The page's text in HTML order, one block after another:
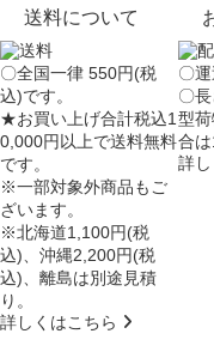
送料について
〇全国一律 550円(税
込)です。
★お買い上げ合計税込1
0,000円以上で送料無料
です。
※一部対象外商品もご
ざいます。
※北海道1,100円(税
込)、沖縄2,200円(税
込)、離島は別途見積
り。
詳しくはこちら
〇
〇
型
合は
詳